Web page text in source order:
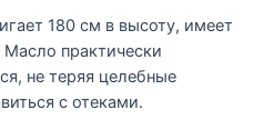
180 см в высоту, имеет
практически
не теряя целебные
с отеками.